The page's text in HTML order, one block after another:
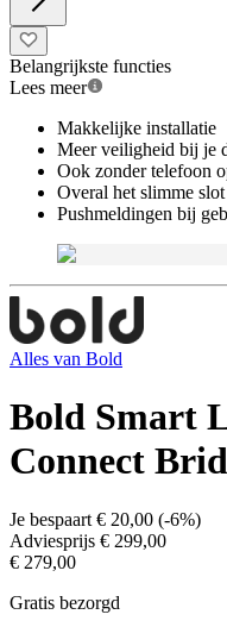
Belangrijkste functies
Lees meer
Makkelijke installatie
Meer veiligheid bij je
Ook zonder telefoon
Overal het slimme
Pushmeldingen bij
Alles van Bold
Bold Smart
Connect
Je bespaart € 20,00 (-6%)
Adviesprijs € 299,00
€ 279,00
Gratis bezorgd